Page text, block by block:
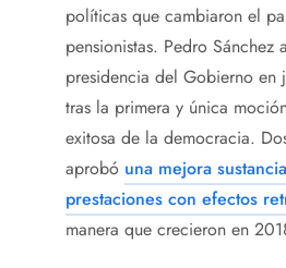
políticas que cambiaron el
pensionistas. Pedro Sánchez
presidencia del Gobierno en
tras la primera y única
exitosa de la democracia.
aprobó una mejora
prestaciones con efectos
manera que crecieron en